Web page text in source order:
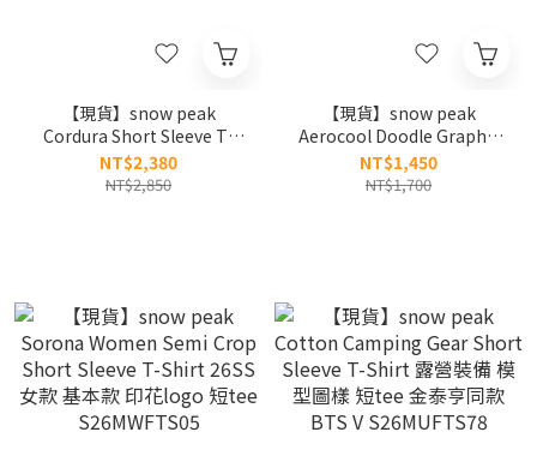
【現貨】snow peak
Cordura Short Sleeve T-
Shirt 26SS 刺繡logo 抗撕裂
短tee S26MMPTS02
NT$2,380
NT$2,850
【現貨】snow peak
Aerocool Doodle Graphic
Short Sleeve T-Shirt 塗鴉
字體 短tee S26MUFTS30
NT$1,450
NT$1,700